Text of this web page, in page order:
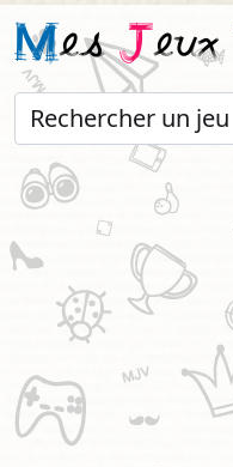
MesJeux